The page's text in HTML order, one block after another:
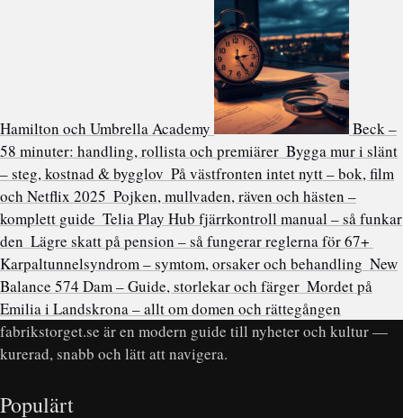
Hamilton och Umbrella Academy
Beck –
58 minuter: handling, rollista och premiärer Bygga mur i slänt
– steg, kostnad & bygglov På västfronten intet nytt – bok, film
och Netflix 2025 Pojken, mullvaden, räven och hästen –
komplett guide Telia Play Hub fjärrkontroll manual – så funkar
den Lägre skatt på pension – så fungerar reglerna för 67+
Karpaltunnelsyndrom – symtom, orsaker och behandling New
Balance 574 Dam – Guide, storlekar och färger Mordet på
Emilia i Landskrona – allt om domen och rättegången
fabrikstorget.se är en modern guide till nyheter och kultur —
kurerad, snabb och lätt att navigera.
Populärt